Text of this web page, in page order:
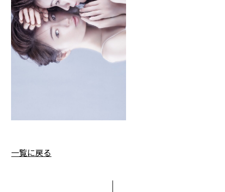
一覧に戻る